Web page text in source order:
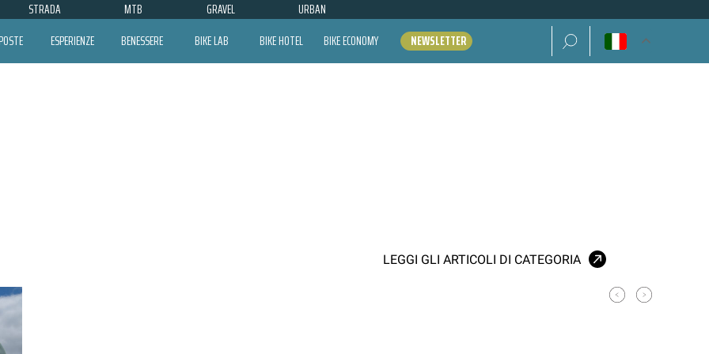
STRADA MTB GRAVEL URBAN
ESPERIENZE BENESSERE BIKE LAB BIKE HOTEL BIKE ECONOMY NEWSLETTER Ricerca per:
LEGGI GLI ARTICOLI DI CATEGORIA